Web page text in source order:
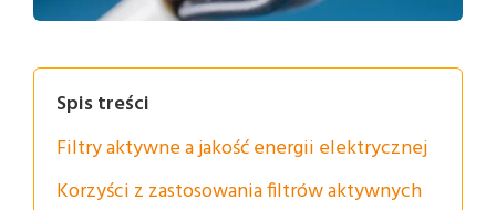
Spis treści
Filtry aktywne a jakość energii elektrycznej
Korzyści z zastosowania filtrów aktywnych